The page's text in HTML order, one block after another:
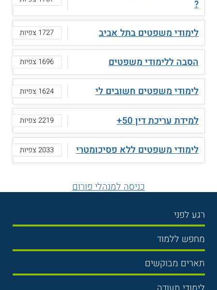
?
לימודי משפטים בתל אביב 1727 צפיות
הסבה ללימודי משפטים 1696 צפיות
לימודי משפטים חשובים לי 1624 צפיות
למידת עריכת דין 50+ 2219 צפיות
לימודי משפטים ללא פסיכומטרי 2033 צפיות
כניסה למנהלי פורום
רגע לפני
בחירת לימודים
תנאי קבלה
שכר לימוד
אוניברסיטה
מחפש ללמוד
תואר ראשון
תואר שני
תארים מבוקשים
משפטים